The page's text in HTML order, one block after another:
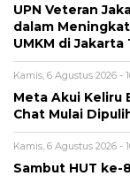
UPN Veteran
dalam
UMKM di Jakarta
Kamis, 6 Agustus 2026 -
Meta Akui Keliru
Chat Mulai
Kamis, 6 Agustus 2026 -
Sambut HUT ke-